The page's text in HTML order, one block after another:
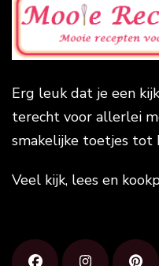
Erg leuk dat je een
terecht voor allerlei
smakelijke toetjes tot
Veel kijk, lees en